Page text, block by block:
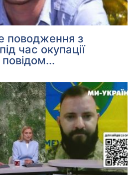
поводження з
час окупації